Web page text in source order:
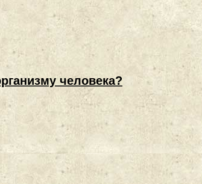
человека?